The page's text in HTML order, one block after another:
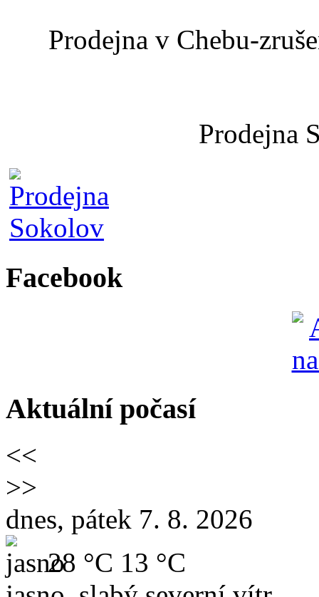
Prodejna v Chebu-
Prodejna
Facebook
Aktuální počasí
<<
>>
dnes, pátek 7. 8. 2026
28 °C 13 °C